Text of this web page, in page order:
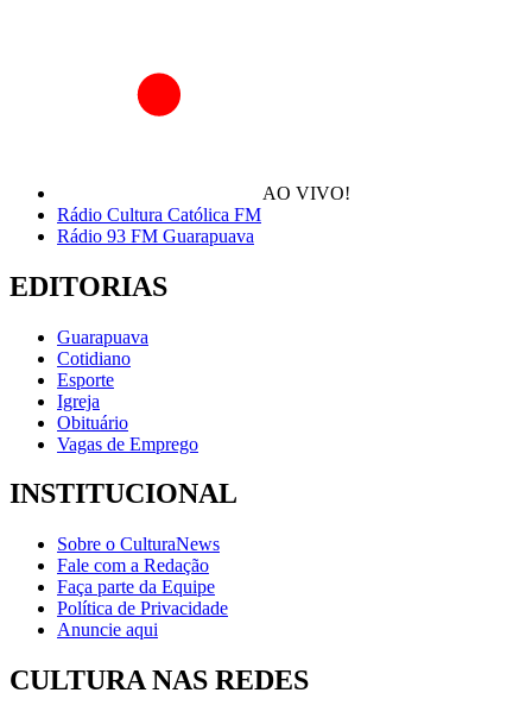
AO VIVO!
Rádio Cultura Católica FM
Rádio 93 FM Guarapuava
EDITORIAS
Guarapuava
Cotidiano
Esporte
Igreja
Obituário
Vagas de Emprego
INSTITUCIONAL
Sobre o CulturaNews
Fale com a Redação
Faça parte da Equipe
Política de Privacidade
Anuncie aqui
CULTURA NAS REDES